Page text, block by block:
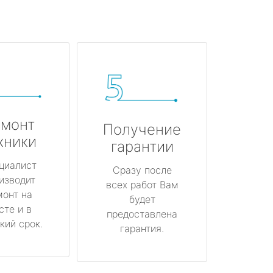
на
и в
срок.
Получение
гарантии
Сразу после
всех работ Вам
будет
предоставлена
гарантия.